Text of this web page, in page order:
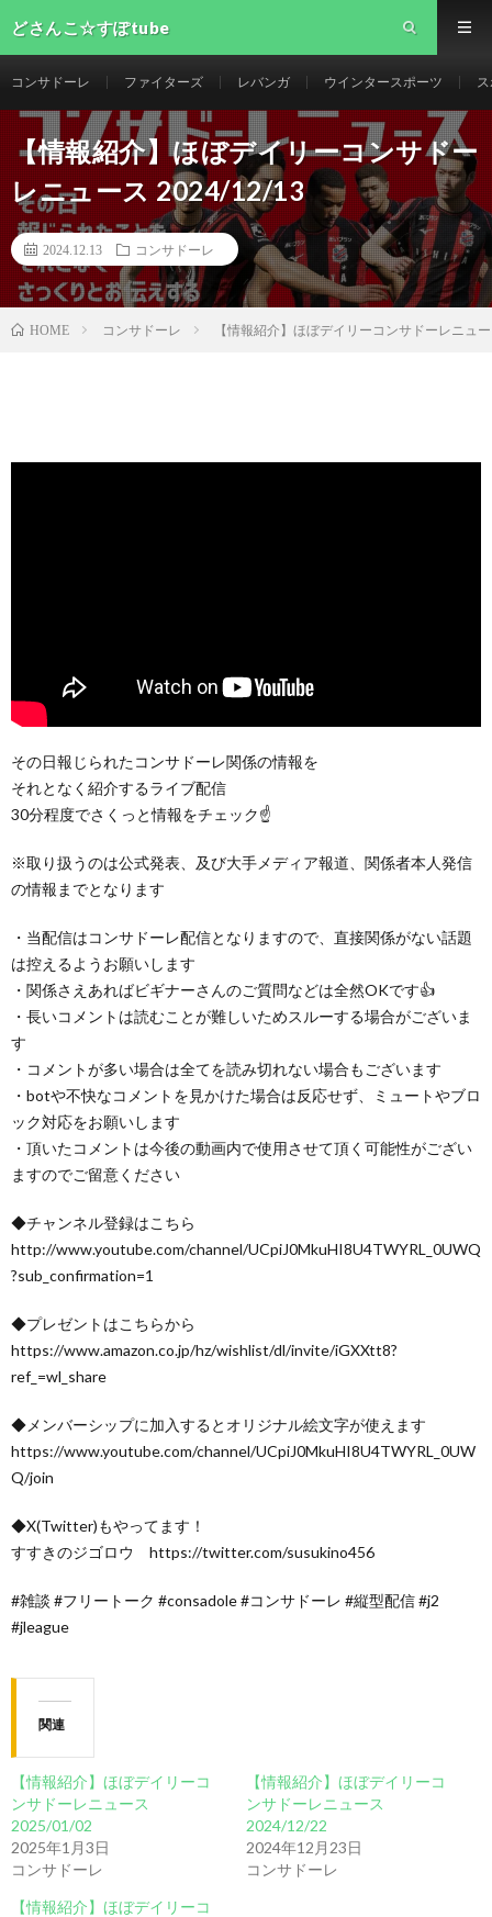
どさんこ☆すぽtube
コンサドーレ ファイターズ レバンガ ウインタースポーツ
【情報紹介】ほぼデイリーコンサドー
レニュース 2024/12/13
2024.12.13 コンサドーレ
HOME コンサドーレ 【情報紹介】ほぼデイリーコンサドーレニュ
その日報じられたコンサドーレ関係の情報を
それとなく紹介するライブ配信
30分程度でさくっと情報をチェック☝
※取り扱うのは公式発表、及び大手メディア報道、関係者本人発信
の情報までとなります
・当配信はコンサドーレ配信となりますので、直接関係がない話題
は控えるようお願いします
・関係さえあればビギナーさんのご質問などは全然OKです👍
・長いコメントは読むことが難しいためスルーする場合がございま
す
・コメントが多い場合は全てを読み切れない場合もございます
・botや不快なコメントを見かけた場合は反応せず、ミュートやブロ
ック対応をお願いします
・頂いたコメントは今後の動画内で使用させて頂く可能性がござい
ますのでご留意ください
◆チャンネル登録はこちら
http://www.youtube.com/channel/UCpiJ0MkuHI8U4TWYRL_0UWQ
?sub_confirmation=1
◆プレゼントはこちらから
https://www.amazon.co.jp/hz/wishlist/dl/invite/iGXXtt8?
ref_=wl_share
◆メンバーシップに加入するとオリジナル絵文字が使えます
https://www.youtube.com/channel/UCpiJ0MkuHI8U4TWYRL_0UW
Q/join
◆X(Twitter)もやってます！
すすきのジゴロウ https://twitter.com/susukino456
#雑談 #フリートーク #consadole #コンサドーレ #縦型配信 #j2
#jleague
関連
【情報紹介】ほぼデイリーコ
ンサドーレニュース
2025/01/02
2025年1月3日
コンサドーレ
【情報紹介】ほぼデイリーコ
ンサドーレニュース
2024/12/22
2024年12月23日
コンサドーレ
【情報紹介】ほぼデイリーコ